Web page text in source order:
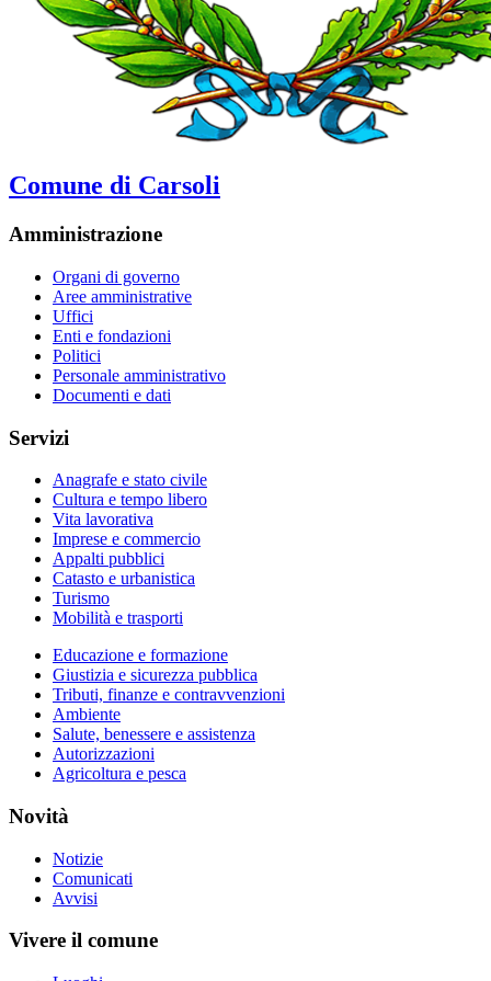
Comune di Carsoli
Amministrazione
Organi di governo
Aree amministrative
Uffici
Enti e fondazioni
Politici
Personale amministrativo
Documenti e dati
Servizi
Anagrafe e stato civile
Cultura e tempo libero
Vita lavorativa
Imprese e commercio
Appalti pubblici
Catasto e urbanistica
Turismo
Mobilità e trasporti
Educazione e formazione
Giustizia e sicurezza pubblica
Tributi, finanze e contravvenzioni
Ambiente
Salute, benessere e assistenza
Autorizzazioni
Agricoltura e pesca
Novità
Notizie
Comunicati
Avvisi
Vivere il comune